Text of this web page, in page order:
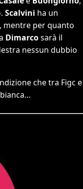
Scalvini ha un
mentre per quanto
Dimarcosarà il
nessun dubbio
che tra Figc e